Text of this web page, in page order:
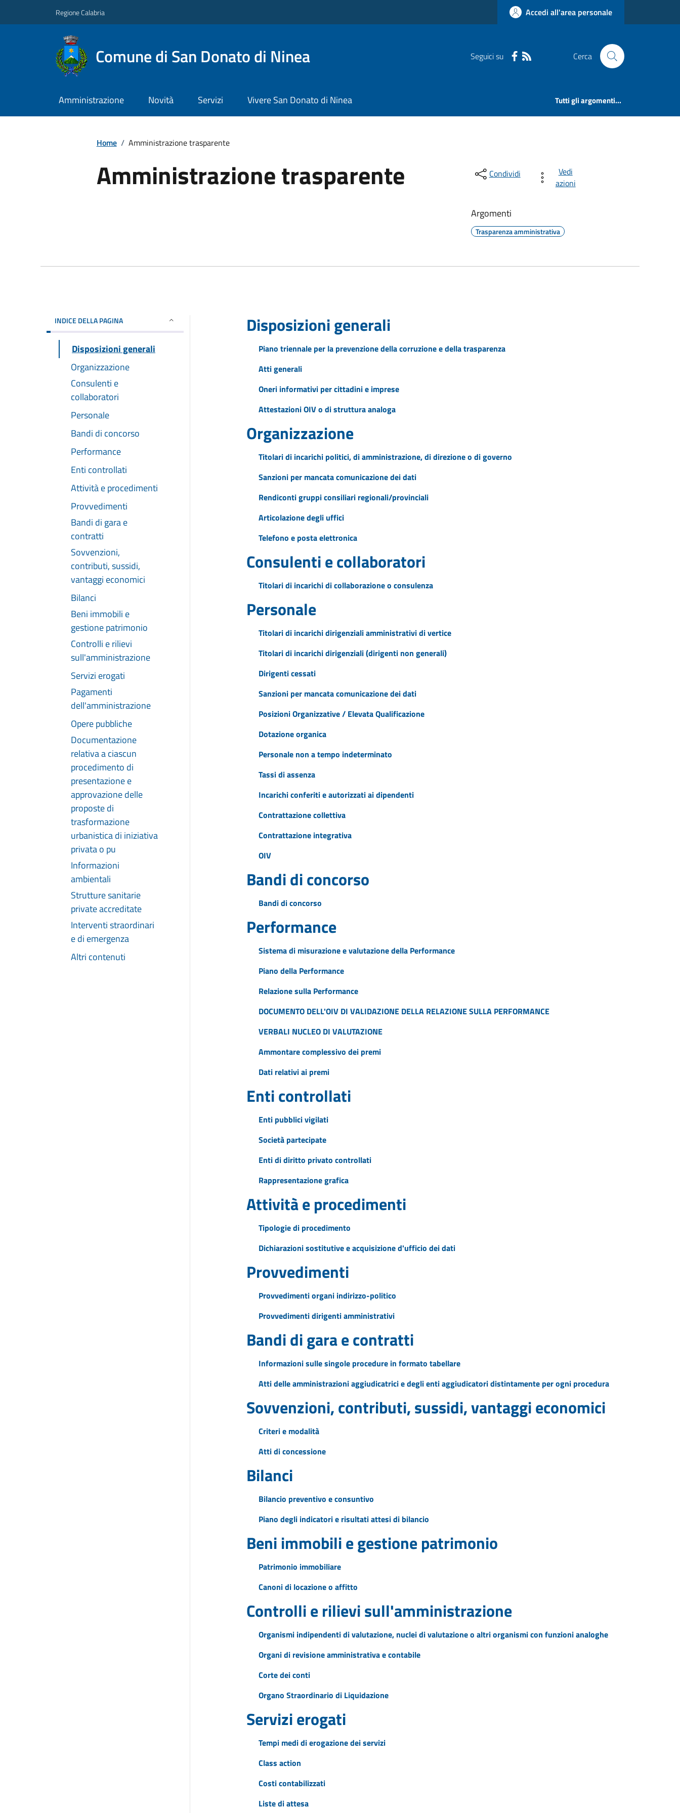
Regione Calabria Accedi all'area personale
Comune di San Donato di Ninea Seguici su Cerca
Amministrazione Novità Servizi Vivere San Donato di Ninea Tutti gli argomenti...
Home / Amministrazione trasparente
Amministrazione trasparente Condividi
Vedi
azioni
Argomenti
Trasparenza amministrativa
INDICE DELLA PAGINA
Disposizioni generali
Organizzazione
Consulenti e
collaboratori
Personale
Bandi di concorso
Performance
Enti controllati
Attività e procedimenti
Provvedimenti
Bandi di gara e
contratti
Sovvenzioni,
contributi, sussidi,
vantaggi economici
Bilanci
Beni immobili e
gestione patrimonio
Controlli e rilievi
sull'amministrazione
Servizi erogati
Pagamenti
dell'amministrazione
Opere pubbliche
Documentazione
relativa a ciascun
procedimento di
presentazione e
approvazione delle
proposte di
trasformazione
urbanistica di iniziativa
privata o pu
Informazioni
ambientali
Strutture sanitarie
private accreditate
Interventi straordinari
e di emergenza
Altri contenuti
Disposizioni generali
Piano triennale per la prevenzione della corruzione e della trasparenza
Atti generali
Oneri informativi per cittadini e imprese
Attestazioni OIV o di struttura analoga
Organizzazione
Titolari di incarichi politici, di amministrazione, di direzione o di governo
Sanzioni per mancata comunicazione dei dati
Rendiconti gruppi consiliari regionali/provinciali
Articolazione degli uffici
Telefono e posta elettronica
Consulenti e collaboratori
Titolari di incarichi di collaborazione o consulenza
Personale
Titolari di incarichi dirigenziali amministrativi di vertice
Titolari di incarichi dirigenziali (dirigenti non generali)
Dirigenti cessati
Sanzioni per mancata comunicazione dei dati
Posizioni Organizzative / Elevata Qualificazione
Dotazione organica
Personale non a tempo indeterminato
Tassi di assenza
Incarichi conferiti e autorizzati ai dipendenti
Contrattazione collettiva
Contrattazione integrativa
OIV
Bandi di concorso
Bandi di concorso
Performance
Sistema di misurazione e valutazione della Performance
Piano della Performance
Relazione sulla Performance
DOCUMENTO DELL'OIV DI VALIDAZIONE DELLA RELAZIONE SULLA PERFORMANCE
VERBALI NUCLEO DI VALUTAZIONE
Ammontare complessivo dei premi
Dati relativi ai premi
Enti controllati
Enti pubblici vigilati
Società partecipate
Enti di diritto privato controllati
Rappresentazione grafica
Attività e procedimenti
Tipologie di procedimento
Dichiarazioni sostitutive e acquisizione d'ufficio dei dati
Provvedimenti
Provvedimenti organi indirizzo-politico
Provvedimenti dirigenti amministrativi
Bandi di gara e contratti
Informazioni sulle singole procedure in formato tabellare
Atti delle amministrazioni aggiudicatrici e degli enti aggiudicatori distintamente per ogni procedura
Sovvenzioni, contributi, sussidi, vantaggi economici
Criteri e modalità
Atti di concessione
Bilanci
Bilancio preventivo e consuntivo
Piano degli indicatori e risultati attesi di bilancio
Beni immobili e gestione patrimonio
Patrimonio immobiliare
Canoni di locazione o affitto
Controlli e rilievi sull'amministrazione
Organismi indipendenti di valutazione, nuclei di valutazione o altri organismi con funzioni analoghe
Organi di revisione amministrativa e contabile
Corte dei conti
Organo Straordinario di Liquidazione
Servizi erogati
Tempi medi di erogazione dei servizi
Class action
Costi contabilizzati
Liste di attesa